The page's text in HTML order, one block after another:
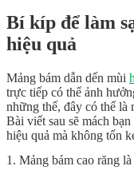
Bí kíp để làm
hiệu quả
Mảng bám dẫn dến mùi
trực tiếp có thể ảnh
những thế, đây có thể là
Bài viết sau sẽ mách
hiệu quả mà không tốn
1. Mảng bám cao răng